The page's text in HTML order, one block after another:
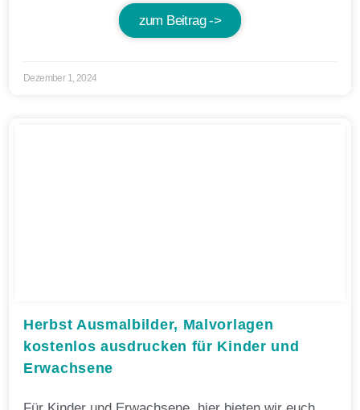
zum Beitrag ->
Dezember 1, 2024
Herbst Ausmalbilder, Malvorlagen
kostenlos ausdrucken für Kinder und
Erwachsene